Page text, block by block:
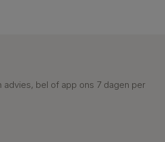
bel of app ons 7 dagen per